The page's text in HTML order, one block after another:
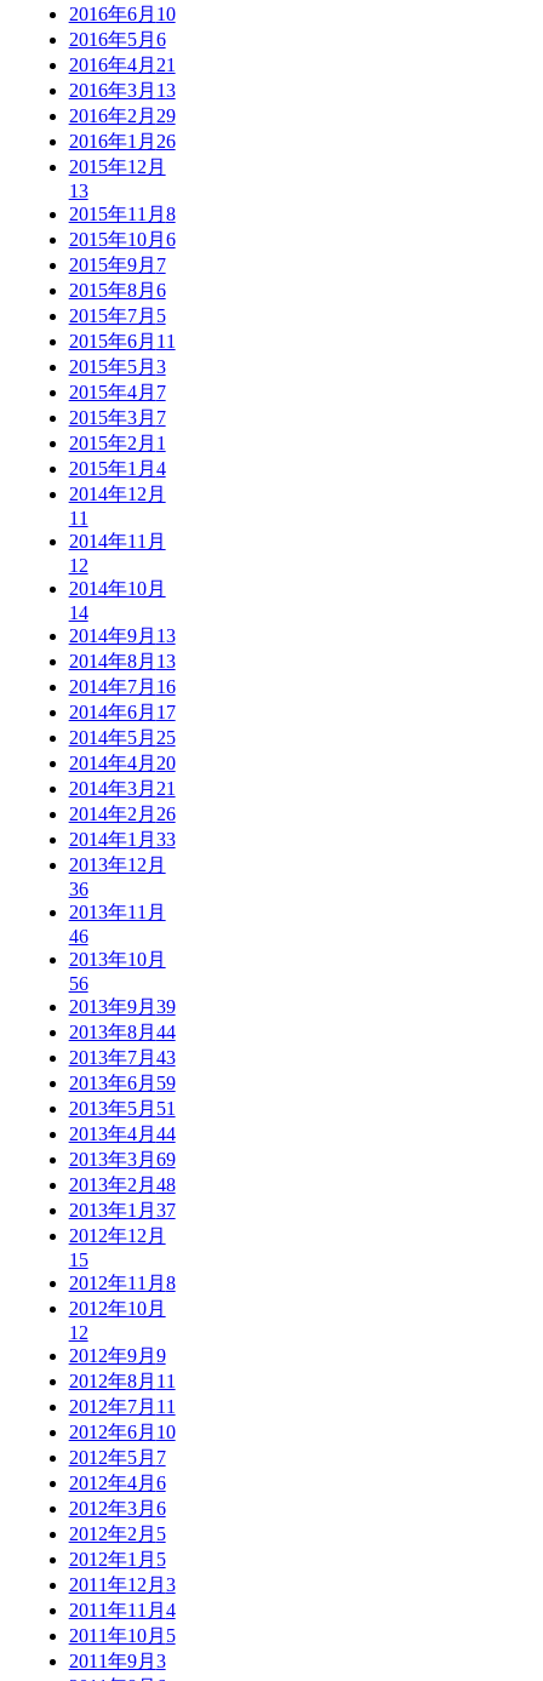
2016年6月 10
2016年5月 6
2016年4月 21
2016年3月 13
2016年2月 29
2016年1月 26
2015年12月
13
2015年11月 8
2015年10月 6
2015年9月 7
2015年8月 6
2015年7月 5
2015年6月 11
2015年5月 3
2015年4月 7
2015年3月 7
2015年2月 1
2015年1月 4
2014年12月
11
2014年11月
12
2014年10月
14
2014年9月 13
2014年8月 13
2014年7月 16
2014年6月 17
2014年5月 25
2014年4月 20
2014年3月 21
2014年2月 26
2014年1月 33
2013年12月
36
2013年11月
46
2013年10月
56
2013年9月 39
2013年8月 44
2013年7月 43
2013年6月 59
2013年5月 51
2013年4月 44
2013年3月 69
2013年2月 48
2013年1月 37
2012年12月
15
2012年11月 8
2012年10月
12
2012年9月 9
2012年8月 11
2012年7月 11
2012年6月 10
2012年5月 7
2012年4月 6
2012年3月 6
2012年2月 5
2012年1月 5
2011年12月 3
2011年11月 4
2011年10月 5
2011年9月 3